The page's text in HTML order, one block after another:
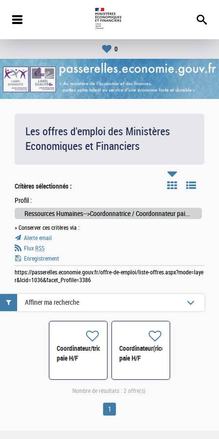
0
Les offres d'emploi des Ministères
Economiques et Financiers
Critères sélectionnés :
Profil :
Ressources Humaines-->Coordonnatrice / Coordonnateur paie/primes
» Conserver ces critères via :
Alerte email
Flux RSS
Enregistrement
https://passerelles.economie.gouv.fr/offre-de-emploi/liste-offres.aspx?mode=laye
r&lcid=1036&facet_Profile=3386
Coordinateur/trice
paie H/F
Coordinateur(rice)
paie H/F
Affiner ma recherche
Nombre de résultats : 2 offre(s)
1